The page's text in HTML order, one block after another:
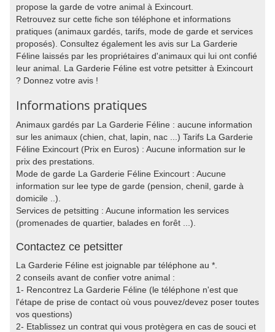
propose la garde de votre animal à Exincourt.
Retrouvez sur cette fiche son téléphone et informations
pratiques (animaux gardés, tarifs, mode de garde et services
proposés). Consultez également les avis sur La Garderie
Féline laissés par les propriétaires d'animaux qui lui ont confié
leur animal. La Garderie Féline est votre petsitter à Exincourt
? Donnez votre avis !
Informations pratiques
Animaux gardés par La Garderie Féline : aucune information
sur les animaux (chien, chat, lapin, nac ...) Tarifs La Garderie
Féline Exincourt (Prix en Euros) : Aucune information sur le
prix des prestations.
Mode de garde La Garderie Féline Exincourt : Aucune
information sur lee type de garde (pension, chenil, garde à
domicile ..).
Services de petsitting : Aucune information les services
(promenades de quartier, balades en forêt ...).
Contactez ce petsitter
La Garderie Féline est joignable par téléphone au *.
2 conseils avant de confier votre animal :
1- Rencontrez La Garderie Féline (le téléphone n'est que
l'étape de prise de contact où vous pouvez/devez poser toutes
vos questions)
2- Etablissez un contrat qui vous protègera en cas de souci et